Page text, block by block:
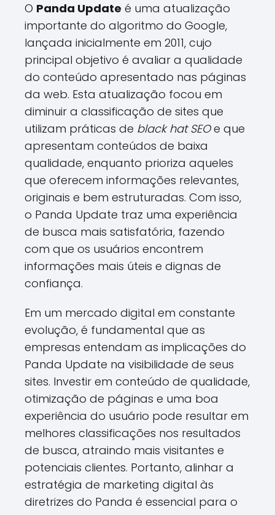
O Panda Update é uma atualização
importante do algoritmo do Google,
lançada inicialmente em 2011, cujo
principal objetivo é avaliar a qualidade
do conteúdo apresentado nas páginas
da web. Esta atualização focou em
diminuir a classificação de sites que
utilizam práticas de black hat SEOe que
apresentam conteúdos de baixa
qualidade, enquanto prioriza aqueles
que oferecem informações relevantes,
originais e bem estruturadas. Com isso,
o Panda Update traz uma experiência
de busca mais satisfatória, fazendo
com que os usuários encontrem
informações mais úteis e dignas de
confiança.
Em um mercado digital em constante
evolução, é fundamental que as
empresas entendam as implicações do
Panda Update na visibilidade de seus
sites. Investir em conteúdo de qualidade,
otimização de páginas e uma boa
experiência do usuário pode resultar em
melhores classificações nos resultados
de busca, atraindo mais visitantes e
potenciais clientes. Portanto, alinhar a
estratégia de marketing digital às
diretrizes do Panda é essencial para o